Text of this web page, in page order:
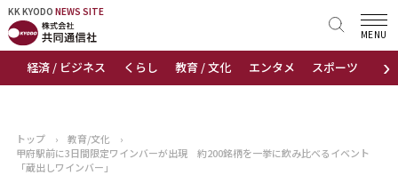
KK KYODO NEWS SITE
›
経済 / ビジネス くらし 教育 / 文化 エンタメ スポーツ 地域
MENU
KK KYODONEWS SITE
トップページ
ニュース
トップ › 教育/文化
›
甲府駅前に3日間限定ワインバーが出現 約200銘柄を一挙に飲み比べるイベント
「蔵出しワインバー」